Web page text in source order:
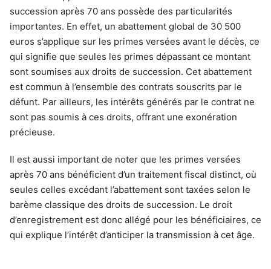
succession après 70 ans possède des particularités
importantes. En effet, un abattement global de 30 500
euros s’applique sur les primes versées avant le décès, ce
qui signifie que seules les primes dépassant ce montant
sont soumises aux droits de succession. Cet abattement
est commun à l’ensemble des contrats souscrits par le
défunt. Par ailleurs, les intérêts générés par le contrat ne
sont pas soumis à ces droits, offrant une exonération
précieuse.
Il est aussi important de noter que les primes versées
après 70 ans bénéficient d’un traitement fiscal distinct, où
seules celles excédant l’abattement sont taxées selon le
barème classique des droits de succession. Le droit
d’enregistrement est donc allégé pour les bénéficiaires, ce
qui explique l’intérêt d’anticiper la transmission à cet âge.